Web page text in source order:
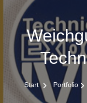
Start Portfolio